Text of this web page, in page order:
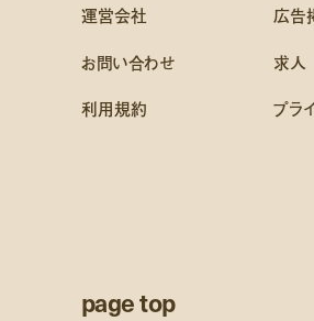
運営会社
広告
お問い合わせ
求人
利用規約 プラ
page top